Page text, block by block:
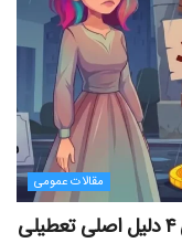
مقالات عمومی
پایان تلخ پروژه‌های میلیون دلاری؛ بررسی ۴ دلیل اصلی تعطیلی